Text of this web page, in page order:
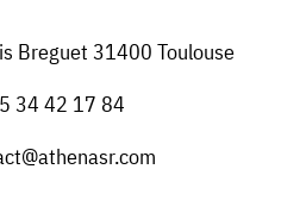
Breguet 31400 Toulouse
34 42 17 84